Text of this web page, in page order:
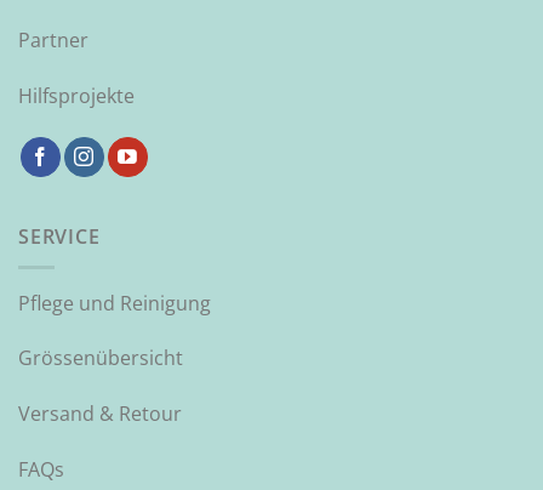
Partner
Hilfsprojekte
SERVICE
Pflege und Reinigung
Grössenübersicht
Versand & Retour
FAQs